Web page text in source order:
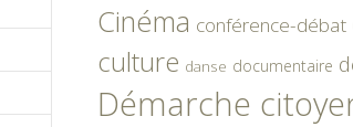
Cinéma conférence-débat
culture danse documentaire
Démarche